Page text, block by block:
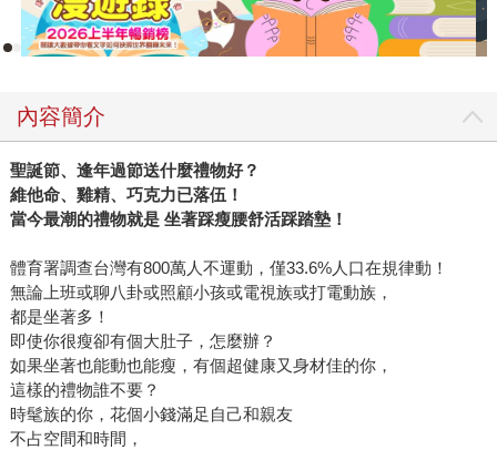
內容簡介
聖誕節、逢年過節送什麼禮物好？
維他命、雞精、巧克力已落伍！
當今最潮的禮物就是 坐著踩瘦腰舒活踩踏墊！
體育署調查台灣有800萬人不運動，僅33.6%人口在規律動！
無論上班或聊八卦或照顧小孩或電視族或打電動族，
都是坐著多！
即使你很瘦卻有個大肚子，怎麼辦？
如果坐著也能動也能瘦，有個超健康又身材佳的你，
這樣的禮物誰不要？
時髦族的你，花個小錢滿足自己和親友
不占空間和時間，